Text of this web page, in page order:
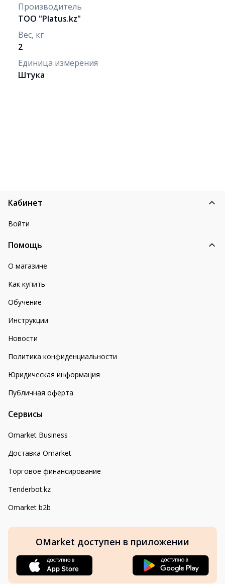
Производитель
ТОО "Рlatus.kz"
Вес, кг
2
Единица измерения
Штука
Кабинет
Войти
Помощь
О магазине
Как купить
Обучение
Инструкции
Новости
Политика конфиденциальности
Юридическая информация
Публичная оферта
Сервисы
Omarket Business
Доставка Omarket
Торговое финансирование
Tenderbot.kz
Omarket b2b
OMarket доступен в приложении